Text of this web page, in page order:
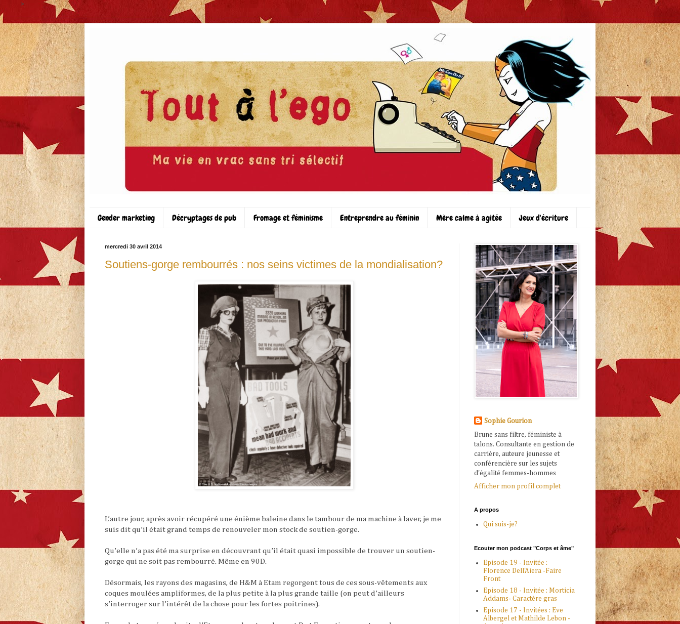
>
Gender marketing Décryptages de pub Fromage et féminisme Entreprendre au féminin Mère calme à agitée Jeux d'écriture
mercredi 30 avril 2014
Soutiens-gorge rembourrés : nos seins victimes de la mondialisation?
L’autre jour, après avoir récupéré une énième baleine dans le tambour de ma machine à laver, je me
suis dit qu’il était grand temps de renouveler mon stock de soutien-gorge.
Qu’elle n’a pas été ma surprise en découvrant qu’il était quasi impossible de trouver un soutien-
gorge qui ne soit pas rembourré. Même en 90D.
Désormais, les rayons des magasins, de H&M à Etam regorgent tous de ces sous-vêtements aux
coques moulées ampliformes, de la plus petite à la plus grande taille (on peut d’ailleurs
s’interroger sur l’intérêt de la chose pour les fortes poitrines).
Sophie Gourion
Brune sans filtre, féministe à
talons. Consultante en gestion de
carrière, auteure jeunesse et
conférencière sur les sujets
d'égalité femmes-hommes
Afficher mon profil complet
A propos
Qui suis-je?
Ecouter mon podcast "Corps et âme"
Episode 19 - Invitée :
Florence Dell'Aiera -Faire
Front
Episode 18 - Invitée : Morticia
Addams- Caractère gras
Episode 17 - Invitées : Eve
Albergel et Mathilde Lebon -